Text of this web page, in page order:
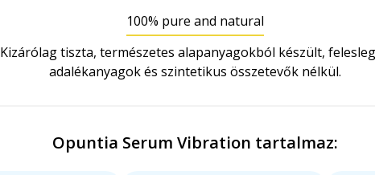
100% pure and natural
Kizárólag tiszta, természetes alapanyagokból készült,
adalékanyagok és szintetikus összetevők nélkül.
Opuntia Serum Vibration tartalmaz: